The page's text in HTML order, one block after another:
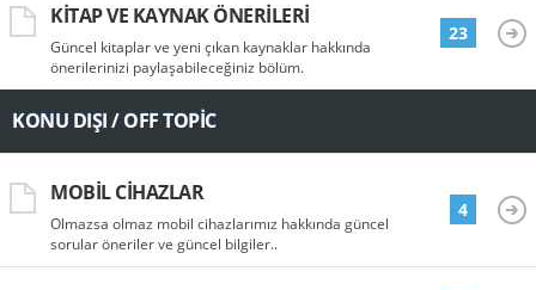
KITAP VE KAYNAK ÖNERILERI
Güncel kitaplar ve yeni çıkan kaynaklar hakkında
önerilerinizi paylaşabileceğiniz bölüm.
23
KONU DIŞI / OFF TOPIC
MOBIL CIHAZLAR
Olmazsa olmaz mobil cihazlarımız hakkında güncel
sorular öneriler ve güncel bilgiler..
4